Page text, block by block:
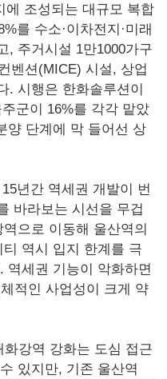
에 조성되는 대규모 복합
를 수소·이차전지·미래
, 주거시설 1만1000가구
벤션(MICE) 시설, 상업
. 시행은 한화솔루션이
군이 16%를 각각 맡았
양 단계에 막 들어선 상
년간 역세권 개발이 번
바라보는 시선을 무겁
으로 이동해 울산역의
역시 입지 한계를 극
역세권 기능이 악화하면
적인 사업성이 크게 약
화강역 강화는 도심 접근
있지만, 기존 울산역